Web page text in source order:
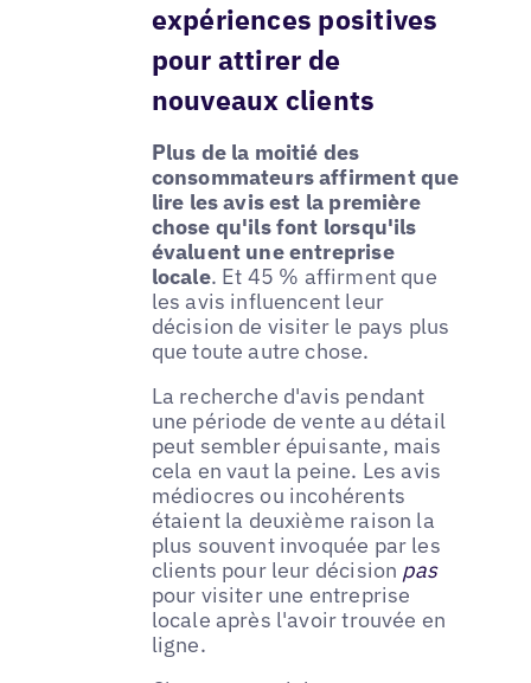
expériences positives
pour attirer de
nouveaux clients
Plus de la moitié des
consommateurs affirment que
lire les avis est la première
chose qu'ils font lorsqu'ils
évaluent une entreprise
locale. Et 45 % affirment que
les avis influencent leur
décision de visiter le pays plus
que toute autre chose.
La recherche d'avis pendant
une période de vente au détail
peut sembler épuisante, mais
cela en vaut la peine. Les avis
médiocres ou incohérents
étaient la deuxième raison la
plus souvent invoquée par les
clients pour leur décision pas
pour visiter une entreprise
locale après l'avoir trouvée en
ligne.